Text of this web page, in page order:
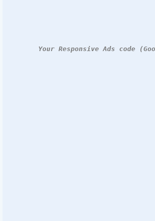
Your Responsive Ads code